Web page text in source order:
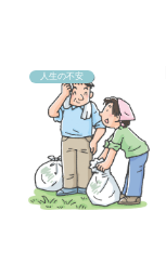
人生の不安